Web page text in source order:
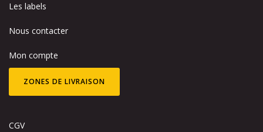
Les labels
Nous contacter
Mon compte
ZONES DE LIVRAISON
CGV